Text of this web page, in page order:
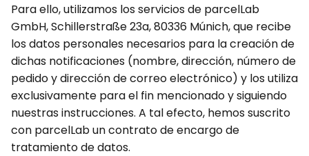
Para ello, utilizamos los servicios de parcelLab
GmbH, Schillerstraße 23a, 80336 Múnich, que recibe
los datos personales necesarios para la creación de
dichas notificaciones (nombre, dirección, número de
pedido y dirección de correo electrónico) y los utiliza
exclusivamente para el fin mencionado y siguiendo
nuestras instrucciones. A tal efecto, hemos suscrito
con parcelLab un contrato de encargo de
tratamiento de datos.